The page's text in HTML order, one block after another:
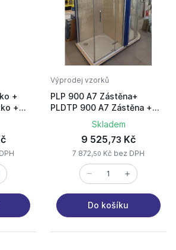
+
+
Výprodej vzorků
PLP 900 A7 Zástěna+
PLDTP 900 A7 Zástěna +
BSMVT.E10 stabilizovaná
vpěra+ WMQ 900x900mm
Skladem
9 525,73 Kč
7 872,50 Kč bez DPH
Do košíku